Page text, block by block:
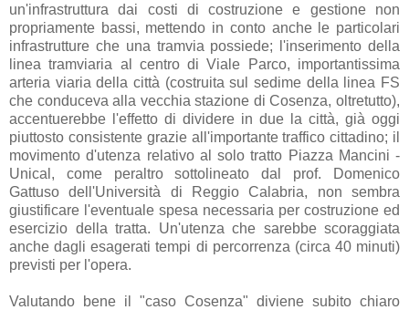
un'infrastruttura dai costi di costruzione e gestione non
propriamente bassi, mettendo in conto anche le particolari
infrastrutture che una tramvia possiede; l'inserimento della
linea tramviaria al centro di Viale Parco, importantissima
arteria viaria della città (costruita sul sedime della linea FS
che conduceva alla vecchia stazione di Cosenza, oltretutto),
accentuerebbe l'effetto di dividere in due la città, già oggi
piuttosto consistente grazie all'importante traffico cittadino; il
movimento d'utenza relativo al solo tratto Piazza Mancini -
Unical, come peraltro sottolineato dal prof. Domenico
Gattuso dell'Università di Reggio Calabria, non sembra
giustificare l'eventuale spesa necessaria per costruzione ed
esercizio della tratta. Un'utenza che sarebbe scoraggiata
anche dagli esagerati tempi di percorrenza (circa 40 minuti)
previsti per l'opera.
Valutando bene il "caso Cosenza" diviene subito chiaro